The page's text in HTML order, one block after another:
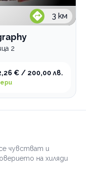
3 км
2
€ / 200,00 лв.
чувстват и
на хиляди